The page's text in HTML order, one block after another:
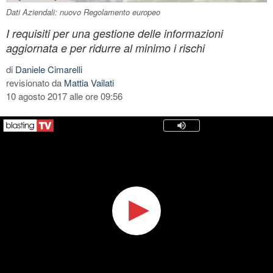
Dati Aziendali: nuovo Regolamento europeo
I requisiti per una gestione delle informazioni
aggiornata e per ridurre al minimo i rischi
di Daniele Cimarelli
revisionato da Mattia Vailati
10 agosto 2017 alle ore 09:56